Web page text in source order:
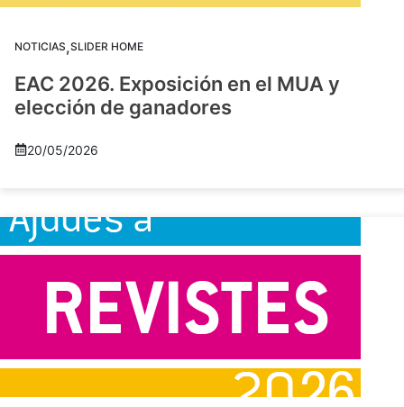
NOTICIAS,SLIDER HOME
EAC 2026. Exposición en el MUA y
elección de ganadores
20/05/2026